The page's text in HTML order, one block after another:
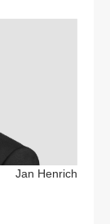
Jan Henrich